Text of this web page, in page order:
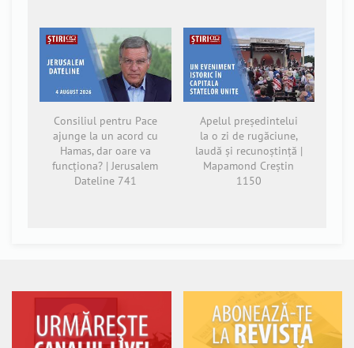
Consiliul pentru Pace
ajunge la un acord cu
Hamas, dar oare va
funcționa? | Jerusalem
Dateline 741
Apelul președintelui
la o zi de rugăciune,
laudă și recunoștință |
Mapamond Creștin
1150